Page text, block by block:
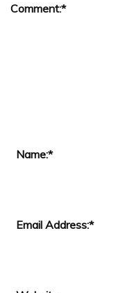
Comment:*
Name:*
Email Address:*